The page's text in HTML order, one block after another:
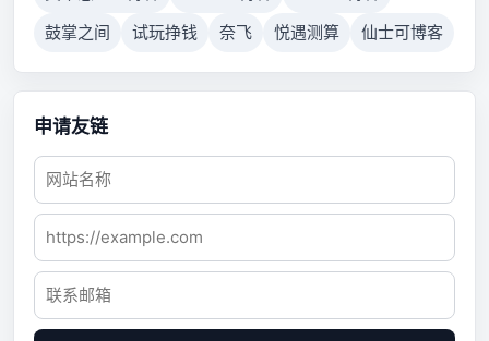
鼓掌之间
试玩挣钱 奈飞 悦遇测算 仙士可博客
申请友链